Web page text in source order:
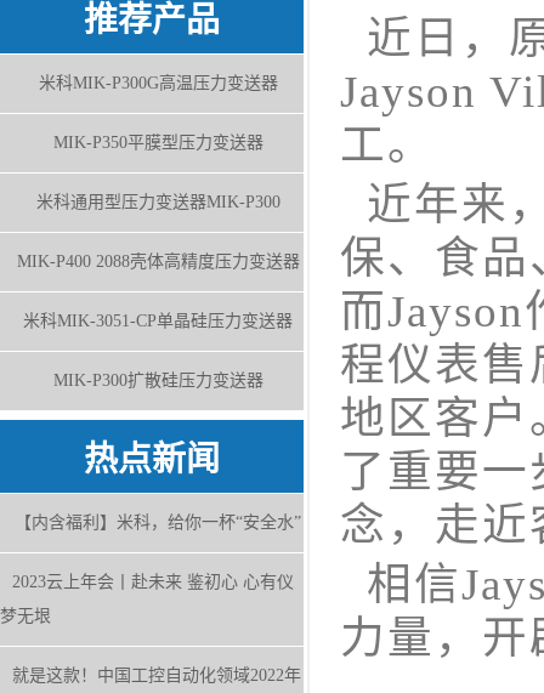
推荐产品
米科MIK-P300G高温压力变送器
MIK-P350平膜型压力变送器
米科通用型压力变送器MIK-P300
MIK-P400 2088壳体高精度压力变送器
米科MIK-3051-CP单晶硅压力变送器
MIK-P300扩散硅压力变送器
热点新闻
【内含福利】米科，给你一杯“安全水”
2023云上年会丨赴未来 鉴初心 心有仪
梦无垠
就是这款！中国工控自动化领域2022年
近日，
Jayson
工。
近年来
保、食品
而
程仪表售
地区客户
了重要
念，走近
相信
力量，